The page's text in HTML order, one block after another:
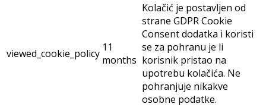
viewed_cookie_policy 11
months
Kolačić je postavljen od
strane GDPR Cookie
Consent dodatka i koristi
se za pohranu je li
korisnik pristao na
upotrebu kolačića. Ne
pohranjuje nikakve
osobne podatke.